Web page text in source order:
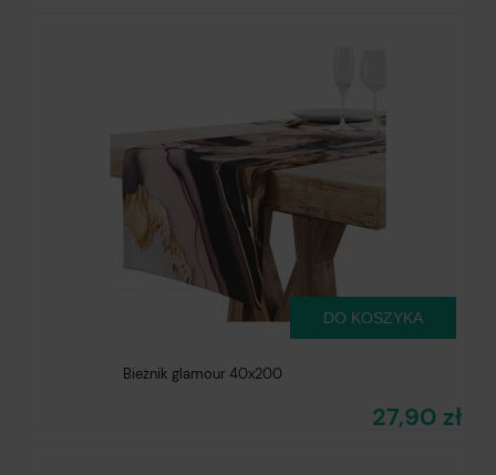
Bieżnik glamour 40x200
27,90 zł
DO KOSZYKA